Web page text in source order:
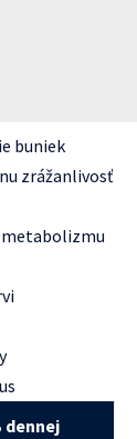
buniek
zrážanlivosť
metabolizmu
dennej